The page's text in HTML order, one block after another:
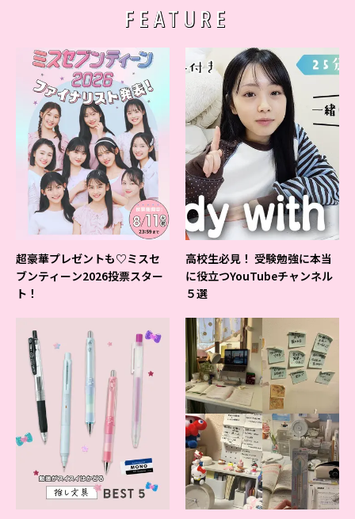
FEATURE
超豪華プレゼントも♡ミスセ
ブンティーン2026投票スター
ト！
高校生必見！ 受験勉強に本当
に役立つYouTubeチャンネル
５選